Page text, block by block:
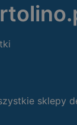
sklepy